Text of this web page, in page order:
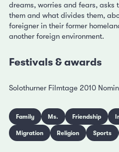
dreams, worries and fears, asks
them and what divides them,
foreigner in their former
another foreign environment.
Festivals & awards
Solothurner Filmtage 2010
Family Ms. Friendship
Migration Religion Sports